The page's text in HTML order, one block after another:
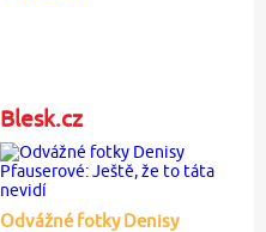
Blesk.cz
Odvážné fotky Denisy